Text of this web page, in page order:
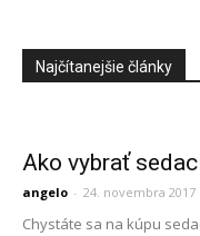
Najčítanejšie články
Ako vybrať
angelo - 24. novembra 2017
Chystáte sa na kúpu